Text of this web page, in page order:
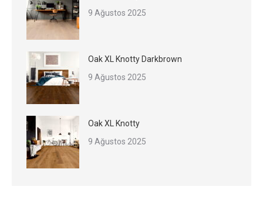
9 Ağustos 2025
Oak XL Knotty Darkbrown
9 Ağustos 2025
Oak XL Knotty
9 Ağustos 2025